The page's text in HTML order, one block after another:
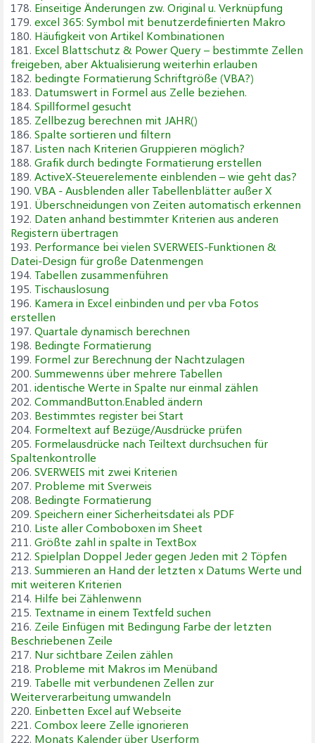
178. Einseitige Änderungen zw. Original u. Verknüpfung
179. excel 365: Symbol mit benutzerdefinierten Makro
180. Häufigkeit von Artikel Kombinationen
181. Excel Blattschutz & Power Query – bestimmte Zellen
freigeben, aber Aktualisierung weiterhin erlauben
182. bedingte Formatierung Schriftgröße (VBA?)
183. Datumswert in Formel aus Zelle beziehen.
184. Spillformel gesucht
185. Zellbezug berechnen mit JAHR()
186. Spalte sortieren und filtern
187. Listen nach Kriterien Gruppieren möglich?
188. Grafik durch bedingte Formatierung erstellen
189. ActiveX-Steuerelemente einblenden – wie geht das?
190. VBA - Ausblenden aller Tabellenblätter außer X
191. Überschneidungen von Zeiten automatisch erkennen
192. Daten anhand bestimmter Kriterien aus anderen
Registern übertragen
193. Performance bei vielen SVERWEIS-Funktionen &
Datei-Design für große Datenmengen
194. Tabellen zusammenführen
195. Tischauslosung
196. Kamera in Excel einbinden und per vba Fotos
erstellen
197. Quartale dynamisch berechnen
198. Bedingte Formatierung
199. Formel zur Berechnung der Nachtzulagen
200. Summewenns über mehrere Tabellen
201. identische Werte in Spalte nur einmal zählen
202. CommandButton.Enabled ändern
203. Bestimmtes register bei Start
204. Formeltext auf Bezüge/Ausdrücke prüfen
205. Formelausdrücke nach Teiltext durchsuchen für
Spaltenkontrolle
206. SVERWEIS mit zwei Kriterien
207. Probleme mit Sverweis
208. Bedingte Formatierung
209. Speichern einer Sicherheitsdatei als PDF
210. Liste aller Comboboxen im Sheet
211. Größte zahl in spalte in TextBox
212. Spielplan Doppel Jeder gegen Jeden mit 2 Töpfen
213. Summieren an Hand der letzten x Datums Werte und
mit weiteren Kriterien
214. Hilfe bei Zählenwenn
215. Textname in einem Textfeld suchen
216. Zeile Einfügen mit Bedingung Farbe der letzten
Beschriebenen Zeile
217. Nur sichtbare Zeilen zählen
218. Probleme mit Makros im Menüband
219. Tabelle mit verbundenen Zellen zur
Weiterverarbeitung umwandeln
220. Einbetten Excel auf Webseite
221. Combox leere Zelle ignorieren
222. Monats Kalender über Userform